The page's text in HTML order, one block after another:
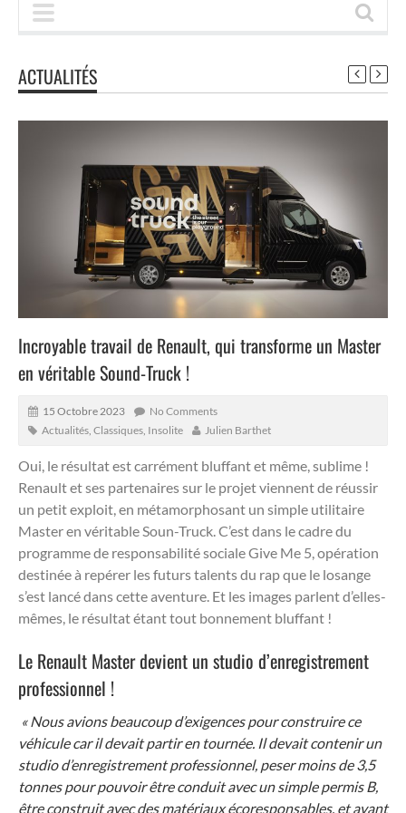
ACTUALITÉS
Incroyable travail de Renault, qui transforme un Master
en véritable Sound-Truck !
15 Octobre 2023
No Comments
Actualités Classiques Insolite Julien Barthet
Oui, le résultat est carrément bluffant et même, sublime !
Renault et ses partenaires sur le projet viennent de réussir
un petit exploit, en métamorphosant un simple utilitaire
Master en véritable Soun-Truck. C’est dans le cadre du
programme de responsabilité sociale Give Me 5, opération
destinée à repérer les futurs talents du rap que le losange
s’est lancé dans cette aventure. Et les images parlent d’elles-
mêmes, le résultat étant tout bonnement bluffant !
Le Renault Master devient un studio d’enregistrement
professionnel !
« Nous avions beaucoup d’exigences pour construire ce
véhicule car il devait partir en tournée. Il devait contenir un
studio d’enregistrement professionnel, peser moins de 3,5
tonnes pour pouvoir être conduit avec un simple permis B,
être construit avec des matériaux écoresponsables, et avant